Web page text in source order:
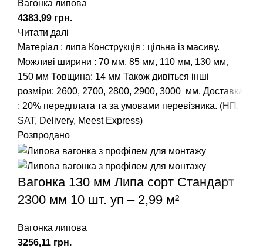
Вагонка липова
грн.
Читати далі
Матеріал : липа Конструкція : цільна із масиву.
Можливі ширини : 70 мм, 85 мм, 110 мм, 130 мм,
150 мм Товщина: 14 мм Також дивіться інші
розміри: 2600, 2700, 2800, 2900, 3000 мм. Доставка
: 20% передплата та за умовами перевізника. (НП,
SAT, Delivery, Meest Express)
Розпродано
Вагонка 130 мм Липа сорт Стандарт
2300 мм 10 шт. уп – 2,99 м²
Вагонка липова
грн.